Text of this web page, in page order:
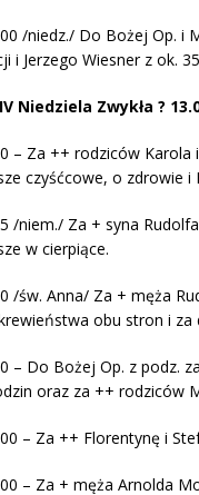
/niedz./ Do Bożej Op. i
i Jerzego Wiesner z ok.
Niedziela Zwykła ?
– Za ++ rodziców Karola
czyśćcowe, o zdrowie i
/niem./ Za + syna
w cierpiące.
/św. Anna/ Za + męża
obu stron i za
– Do Bożej Op. z podz.
oraz za ++ rodziców
– Za ++ Florentynę i
– Za + męża Arnolda